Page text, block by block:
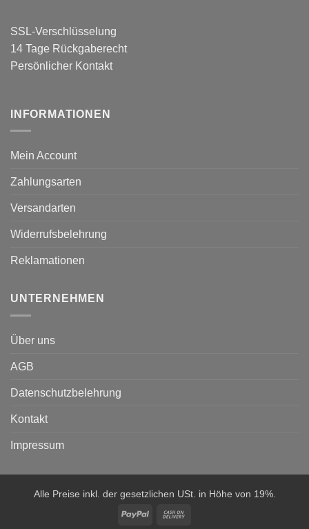
SSL-Verschlüsselung
14 Tage Rückgaberecht
Persönlicher Kontakt
INFORMATIONEN
Mein Account
Zahlungsarten
Versandarten
Widerrufsbelehrung
Reklamationen
UNTERNEHMEN
Über uns
AGB
Datenschutzbelehrung
Kontakt
Impressum
Alle Preise inkl. der gesetzlichen USt. in Höhe von 19%.
PayPal